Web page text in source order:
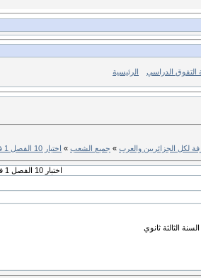
الرئيسية التفوق الدراسي
لكل الجزائريين والعرب » جميع الشعب » اختبار 10 الفصل 1 في اللغة الفرنسية السنة الثالثة ثانوي
اختبار 10 الفصل 1 في اللغة الفرنسية السنة الثالثة ثانوي